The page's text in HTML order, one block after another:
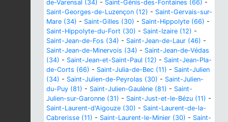
de-Varensal (34) - Saint-Génis-des-Fontaines (66) -
Saint-Georges-de-Luzençon (12) - Saint-Gervais-sur-
Mare (34) - Saint-Gilles (30) - Saint-Hippolyte (66) -
Saint-Hippolyte-du-Fort (30) - Saint-Izaire (12) -
Saint-Jean-de-Fos (34) - Saint-Jean-de-Laur (46) -
Saint-Jean-de-Minervois (34) - Saint-Jean-de-Védas
(34) - Saint-Jean-et-Saint-Paul (12) - Saint-Jean-Pla-
de-Corts (66) - Saint-Julia-de-Bec (11) - Saint-Julien
(34) - Saint-Julien-de-Peyrolas (30) - Saint-Julien-
du-Puy (81) - Saint-Julien-Gaulène (81) - Saint-
Julien-sur-Garonne (31) - Saint-Just-et-le-Bézu (11) -
Saint-Laurent-d'Aigouze (30) - Saint-Laurent-de-la-
Cabrerisse (11) - Saint-Laurent-le-Minier (30) - Saint-